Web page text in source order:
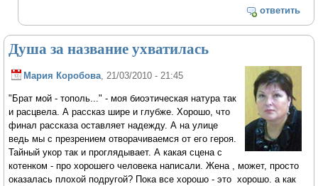
ответить
Душа за название ухватилась
Мария Коробова , 21/03/2010 - 21:45
"Брат мой - тополь..." - моя биоэтическая натура так
и расцвела. А рассказ шире и глубже. Хорошо, что
финал рассказа оставляет надежду. А на улице
ведь мы с презрением отворачиваемся от его героя.
Тайный укор так и проглядывает. А какая сцена с
котенком - про хорошего человека написали. Жена , может, просто
оказалась плохой подругой? Пока все хорошо - это хорошо. а как